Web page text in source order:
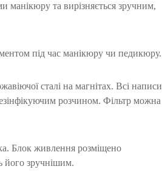
манікюру та вирізняється зручним,
під час манікюру чи педикюру.
сталі на магнітах. Всі написи
розчином. Фільтр можна
Блок живлення розміщено
його зручнішим.